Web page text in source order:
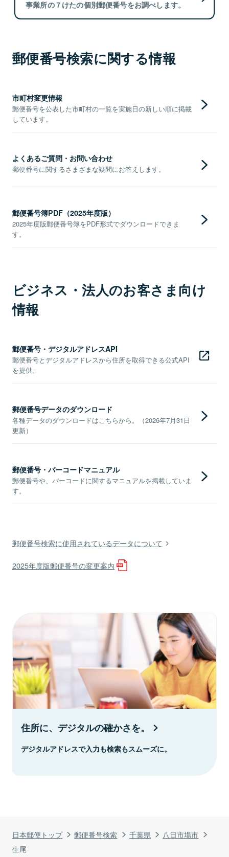
日本郵便トップ 郵便番号検索 千葉県
八日市場市
生尾
事業所の７けたの個別郵便番号をお調べします。
郵便番号検索に関する情報
市町村変更情報
郵便番号を公表した市町村の一覧を実施日の新しい順に掲載
しています。
よくあるご質問・お問い合わせ
郵便番号に関するさまざまな疑問にお答えします。
郵便番号簿PDF（2025年度版）
2025年度版郵便番号簿をPDF形式でダウンロードできま
す。
ビジネス・法人のお客さま向け
情報
郵便番号・デジタルアドレスAPI
郵便番号とデジタルアドレスから住所を取得できる公式API
を提供。
郵便番号データのダウンロード
各種データのダウンロードはこちらから。（2026年7月31日
更新）
郵便番号・バーコードマニュアル
郵便番号や、バーコードに関するマニュアルを掲載していま
す。
郵便番号検索に使用されているデータについて
2025年度版郵便番号の変更案内
住所に、デジタルの確かさを。
デジタルアドレスで入力も検索もスムーズに。